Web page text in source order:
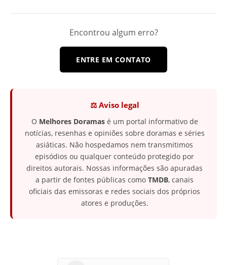
Encontrou algum erro?
ENTRE EM CONTATO
⚖️ Aviso legal
O Melhores Doramasé um portal informativo de
notícias, resenhas e opiniões sobre doramas e séries
asiáticas. Não hospedamos nem transmitimos
episódios ou qualquer conteúdo protegido por
direitos autorais. Nossas informações são apuradas
a partir de fontes públicas como TMDB, canais
oficiais das emissoras e redes sociais dos próprios
atores e produções.